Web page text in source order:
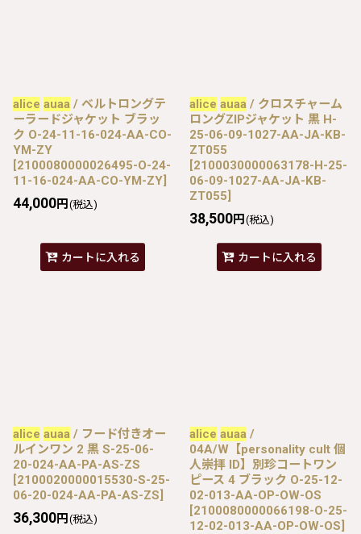
alice auaa / ベルトロングテ
ーラードジャケット ブラッ
ク O-24-11-16-024-AA-CO-
YM-ZY
[2100080000026495-O-24-
11-16-024-AA-CO-YM-ZY]
44,000円 (税込)
カートに入れる
alice auaa / クロスチャーム
ロングZIPジャケット 黒 H-
25-06-09-1027-AA-JA-KB-
ZT055
[2100030000063178-H-25-
06-09-1027-AA-JA-KB-
ZT055]
38,500円 (税込)
カートに入れる
alice auaa / フード付きオー
ルインワン 2 黒 S-25-06-
20-024-AA-PA-AS-ZS
[2100020000015530-S-25-
06-20-024-AA-PA-AS-ZS]
36,300円 (税込)
alice auaa /
04A/W【personality cult 個
人崇拝 ID】別珍コートワン
ピース 4 ブラック O-25-12-
02-013-AA-OP-OW-OS
[2100080000066198-O-25-
12-02-013-AA-OP-OW-OS]